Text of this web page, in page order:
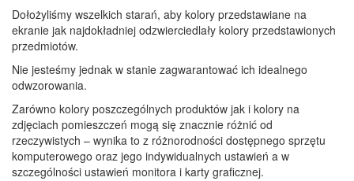
Dołożyliśmy wszelkich starań, aby kolory przedstawiane na
ekranie jak najdokładniej odzwierciedlały kolory przedstawionych
przedmiotów.
Nie jesteśmy jednak w stanie zagwarantować ich idealnego
odwzorowania.
Zarówno kolory poszczególnych produktów jak i kolory na
zdjęciach pomieszczeń mogą się znacznie różnić od
rzeczywistych – wynika to z różnorodności dostępnego sprzętu
komputerowego oraz jego indywidualnych ustawień a w
szczególności ustawień monitora i karty graficznej.